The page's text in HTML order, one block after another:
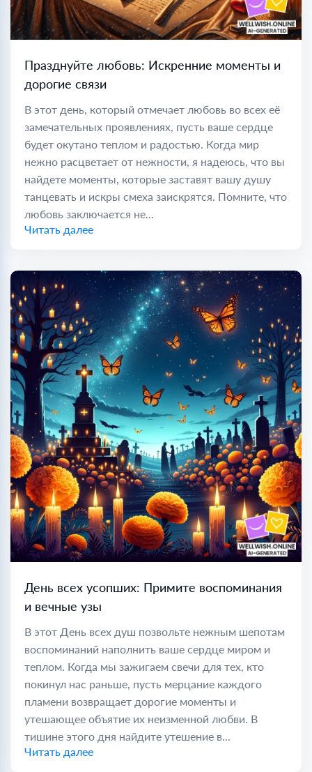
Празднуйте любовь: Искренние моменты и
дорогие связи
В этот день, который отмечает любовь во всех её
замечательных проявлениях, пусть ваше сердце
будет окутано теплом и радостью. Когда мир
нежно расцветает от нежности, я надеюсь, что вы
найдете моменты, которые заставят вашу душу
танцевать и искры смеха заискрятся. Помните, что
любовь заключается не...
Читать далее
День всех усопших: Примите воспоминания
и вечные узы
В этот День всех душ позвольте нежным шепотам
воспоминаний наполнить ваше сердце миром и
теплом. Когда мы зажигаем свечи для тех, кто
покинул нас раньше, пусть мерцание каждого
пламени возвращает дорогие моменты и
утешающее объятие их неизменной любви. В
тишине этого дня найдите утешение в...
Читать далее